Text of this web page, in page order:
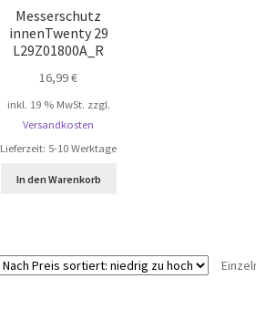
Messerschutz
innenTwenty 29
L29Z01800A_R
16,99€
inkl. 19 % MwSt. zzgl.
Versandkosten
Lieferzeit: 5-10 Werktage
In den Warenkorb